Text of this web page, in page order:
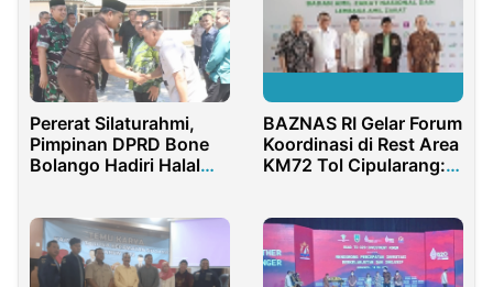
Pererat Silaturahmi,
Pimpinan DPRD Bone
Bolango Hadiri Halal
BAZNAS RI Gelar Forum
Koordinasi di Rest Area
KM72 Tol Cipularang:
Pemberdayaan
Masyarakat